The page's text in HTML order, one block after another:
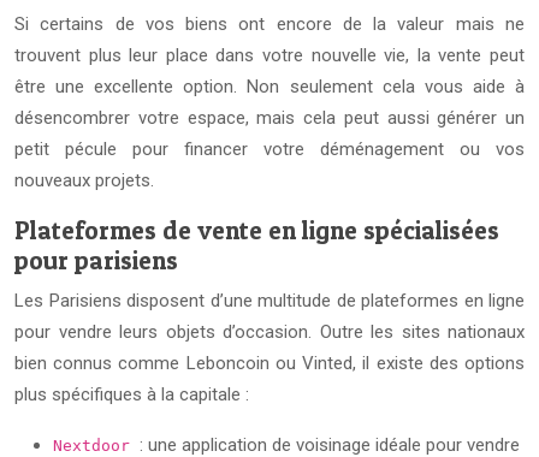
Si certains de vos biens ont encore de la valeur mais ne
trouvent plus leur place dans votre nouvelle vie, la vente peut
être une excellente option. Non seulement cela vous aide à
désencombrer votre espace, mais cela peut aussi générer un
petit pécule pour financer votre déménagement ou vos
nouveaux projets.
Plateformes de vente en ligne spécialisées
pour parisiens
Les Parisiens disposent d’une multitude de plateformes en ligne
pour vendre leurs objets d’occasion. Outre les sites nationaux
bien connus comme Leboncoin ou Vinted, il existe des options
plus spécifiques à la capitale :
Nextdoor : une application de voisinage idéale pour vendre